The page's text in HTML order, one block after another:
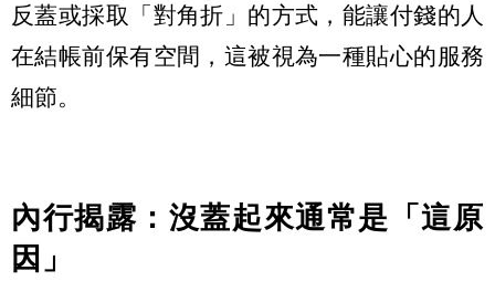
反蓋或採取「對角折」的方式，能讓付錢的人
在結帳前保有空間，這被視為一種貼心的服務
細節。
內行揭露：沒蓋起來通常是「這原
因」